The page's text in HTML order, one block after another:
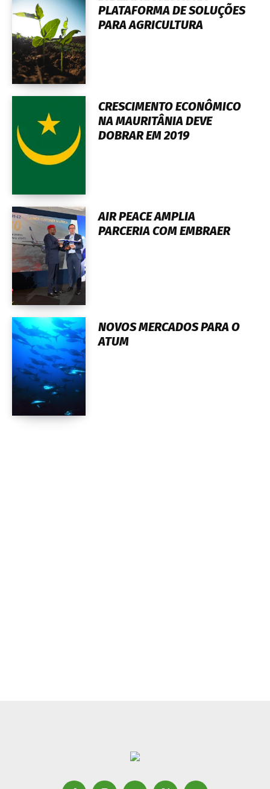
PLATAFORMA DE SOLUÇÕES
PARA AGRICULTURA
CRESCIMENTO ECONÔMICO
NA MAURITÂNIA DEVE
DOBRAR EM 2019
AIR PEACE AMPLIA
PARCERIA COM EMBRAER
NOVOS MERCADOS PARA O
ATUM